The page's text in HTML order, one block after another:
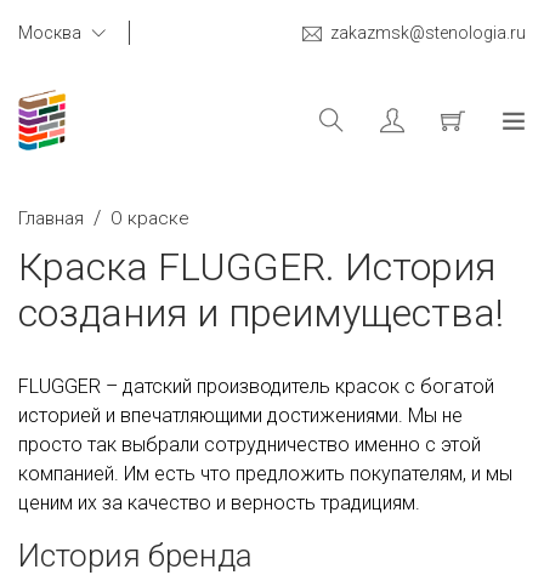
Москва zakazmsk@stenologia.ru
Главная / О краске
Краска FLUGGER. История
создания и преимущества!
FLUGGER – датский производитель красок с богатой
историей и впечатляющими достижениями. Мы не
просто так выбрали сотрудничество именно с этой
компанией. Им есть что предложить покупателям, и мы
ценим их за качество и верность традициям.
История бренда